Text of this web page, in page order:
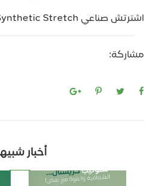
اشترتش صناعي Synthetic Stretch
مشاركة:
أخبار